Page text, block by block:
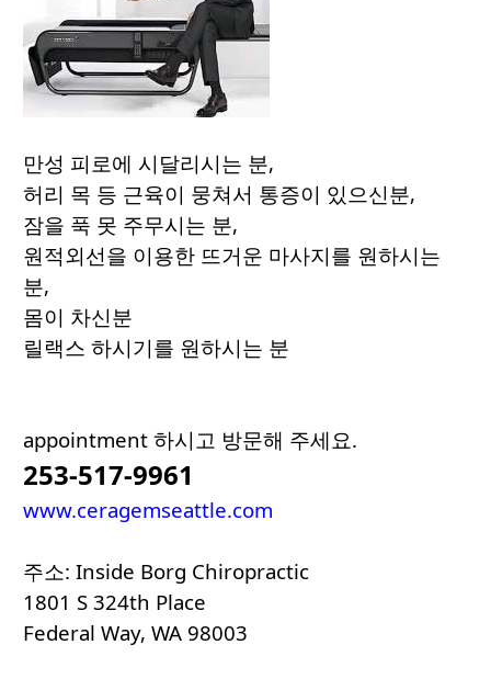
만성 피로에 시달리시는 분,
허리 목 등 근육이 뭉쳐서 통증이 있으신분,
잠을 푹 못 주무시는 분,
원적외선을 이용한 뜨거운 마사지를 원하시는
분,
몸이 차신분
릴랙스 하시기를 원하시는 분
appointment 하시고 방문해 주세요.
253-517-9961
www.ceragemseattle.com
주소: Inside Borg Chiropractic
1801 S 324th Place
Federal Way, WA 98003